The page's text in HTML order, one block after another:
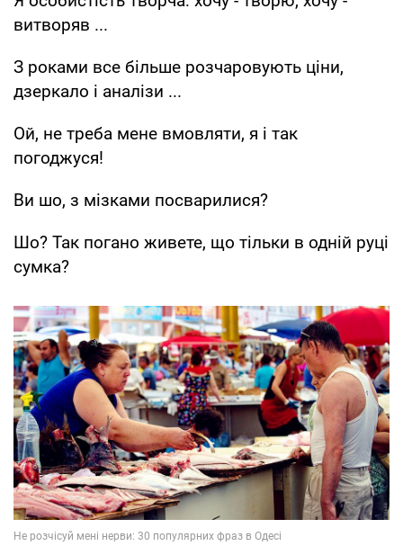
витворяв ...
З роками все більше розчаровують ціни,
дзеркало і аналізи ...
Ой, не треба мене вмовляти, я і так
погоджуся!
Ви шо, з мізками посварилися?
Шо? Так погано живете, що тільки в одній руці
сумка?